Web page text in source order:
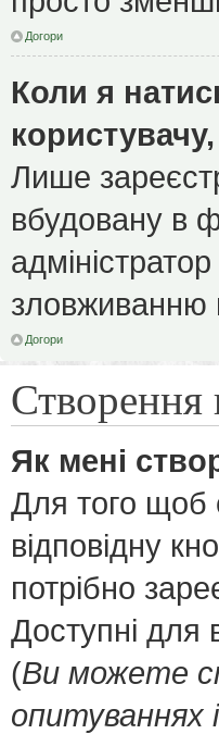
Догори
Коли я
Лише
вбудовану в
зловживанню
Догори
Створення
Як мені
Для того щоб
відповідну
потрібно
Доступні для
(Ви можете
опитуваннях